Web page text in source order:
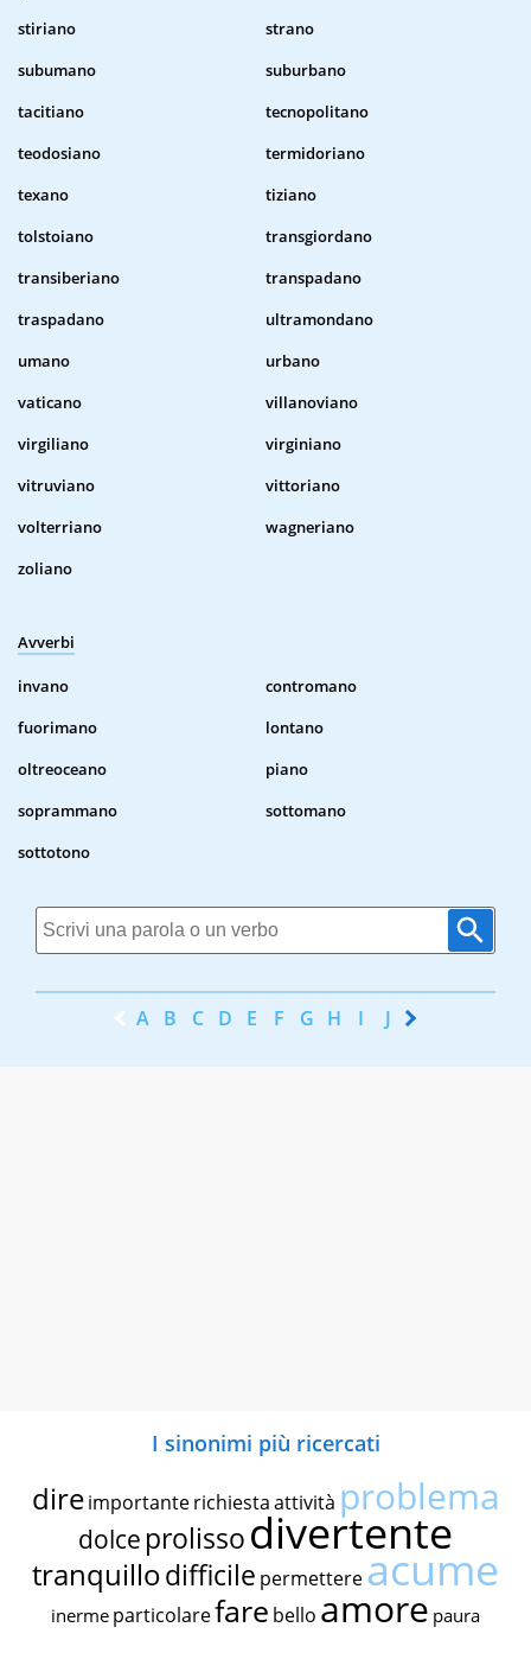
stiriano
strano
subumano
suburbano
tacitiano
tecnopolitano
teodosiano
termidoriano
texano
tiziano
tolstoiano
transgiordano
transiberiano
transpadano
traspadano
ultramondano
umano
urbano
vaticano
villanoviano
virgiliano
virginiano
vitruviano
vittoriano
volterriano
wagneriano
zoliano
Avverbi
invano
contromano
fuorimano
lontano
oltreoceano
piano
soprammano
sottomano
sottotono
A B C D E F G H I J K
I sinonimi più ricercati
dire importante richiestaattività problema
dolce prolissodivertente
tranquillodifficile permettereacume
inerme particolarefare bello amore paura